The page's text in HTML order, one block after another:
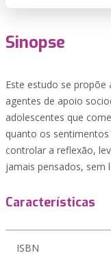
Sinopse
Este estudo se
agentes de apoio
adolescentes que
quanto os
controlar a reflexão,
jamais pensados, sem
Características
ISBN